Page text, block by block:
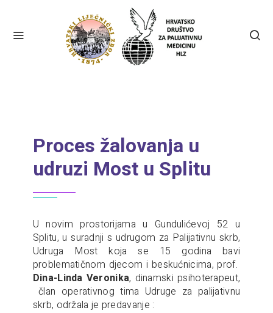
Proces žalovanja u
udruzi Most u Splitu
U novim prostorijama u Gundulićevoj 52 u
Splitu, u suradnji s udrugom za Palijativnu skrb,
Udruga Most koja se 15 godina bavi
problematičnom djecom i beskućnicima, prof.
Dina-Linda Veronika, dinamski psihoterapeut,
član operativnog tima Udruge za palijativnu
skrb, održala je predavanje :